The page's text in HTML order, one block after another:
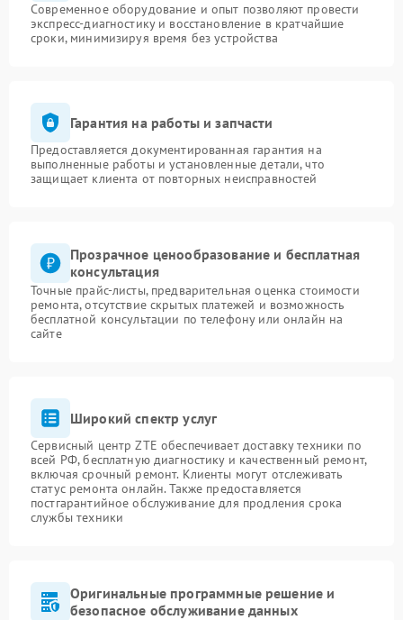
Современное оборудование и опыт позволяют провести
экспресс-диагностику и восстановление в кратчайшие
сроки, минимизируя время без устройства
Гарантия на работы и запчасти
Предоставляется документированная гарантия на
выполненные работы и установленные детали, что
защищает клиента от повторных неисправностей
Прозрачное ценообразование и бесплатная
консультация
Точные прайс-листы, предварительная оценка стоимости
ремонта, отсутствие скрытых платежей и возможность
бесплатной консультации по телефону или онлайн на
сайте
Широкий спектр услуг
Сервисный центр ZTE обеспечивает доставку техники по
всей РФ, бесплатную диагностику и качественный ремонт,
включая срочный ремонт. Клиенты могут отслеживать
статус ремонта онлайн. Также предоставляется
постгарантийное обслуживание для продления срока
службы техники
Оригинальные программные решение и
безопасное обслуживание данных